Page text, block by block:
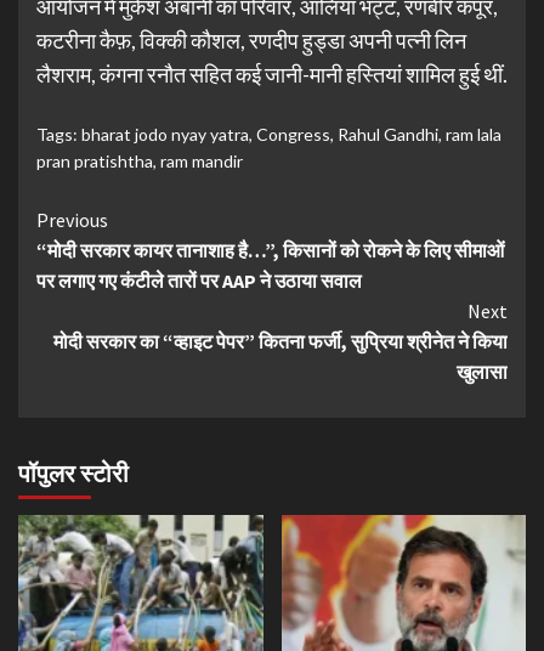
आयोजन में मुकेश अंबानी का परिवार, आलिया भट्ट, रणबीर कपूर,
कटरीना कैफ़, विक्की कौशल, रणदीप हुड्डा अपनी पत्नी लिन
लैशराम, कंगना रनौत सहित कई जानी-मानी हस्तियां शामिल हुई थीं.
Tags: bharat jodo nyay yatra, Congress, Rahul Gandhi, ram lala
pran pratishtha, ram mandir
Continue
Reading
Previous
“मोदी सरकार कायर तानाशाह है…”, किसानों को रोकने के लिए सीमाओं
पर लगाए गए कंटीले तारों पर AAP ने उठाया सवाल
Next
मोदी सरकार का “व्हाइट पेपर” कितना फर्जी, सुप्रिया श्रीनेत ने किया
खुलासा
पॉपुलर स्टोरी